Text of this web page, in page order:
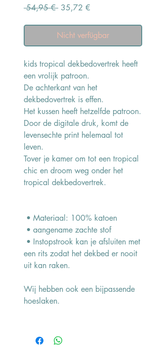
54,95 € Standardpreis
35,72 €
Nicht verfügbar
kids tropical dekbedovertrek heeft
een vrolijk patroon.
De achterkant van het
dekbedovertrek is effen.
Het kussen heeft hetzelfde patroon.
Door de digitale druk, komt de
levensechte print helemaal tot
leven.
Tover je kamer om tot een tropical
chic en droom weg onder het
tropical dekbedovertrek.
• Materiaal: 100% katoen
• aangename zachte stof
• Instopstrook kan je afsluiten met
een rits zodat het dekbed er nooit
uit kan raken.
Wij hebben ook een bijpassende
hoeslaken.